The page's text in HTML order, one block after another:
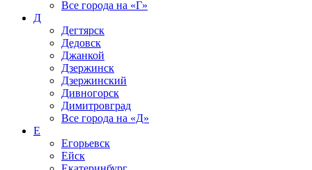
Все города на «Г»
Д
Дегтярск
Дедовск
Джанкой
Дзержинск
Дзержинский
Дивногорск
Димитровград
Все города на «Д»
Е
Егорьевск
Ейск